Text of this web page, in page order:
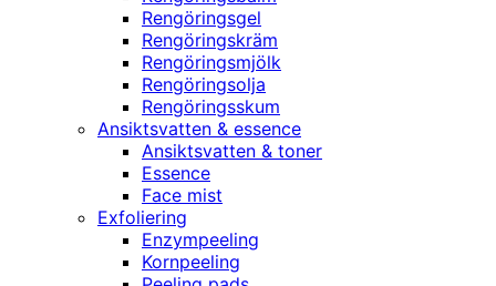
Rengöringsgel
Rengöringskräm
Rengöringsmjölk
Rengöringsolja
Rengöringsskum
Ansiktsvatten & essence
Ansiktsvatten & toner
Essence
Face mist
Exfoliering
Enzympeeling
Kornpeeling